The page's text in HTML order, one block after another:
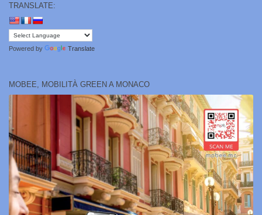
TRANSLATE:
Powered by Translate
MOBEE, MOBILITÀ GREEN A MONACO